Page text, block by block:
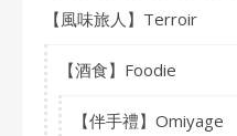
【風味旅人】Terroir
【酒食】Foodie
【伴手禮】Omiyage